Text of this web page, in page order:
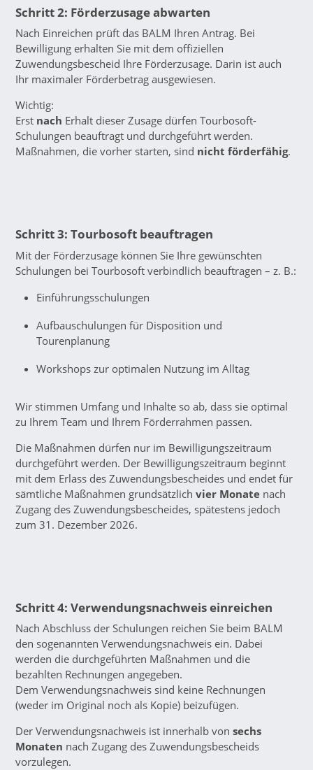
Schritt 2: Förderzusage abwarten
Nach Einreichen prüft das BALM Ihren Antrag. Bei
Bewilligung erhalten Sie mit dem offiziellen
Zuwendungsbescheid Ihre Förderzusage. Darin ist auch
Ihr maximaler Förderbetrag ausgewiesen.
Wichtig:
Erst nach Erhalt dieser Zusage dürfen Tourbosoft-
Schulungen beauftragt und durchgeführt werden.
Maßnahmen, die vorher starten, sind nicht förderfähig.
Schritt 3:Tourbosoft beauftragen
Mit der Förderzusage können Sie Ihre gewünschten
Schulungen bei Tourbosoft verbindlich beauftragen – z. B.:
Einführungsschulungen
Aufbauschulungen für Disposition und
Tourenplanung
Workshops zur optimalen Nutzung im Alltag
Wir stimmen Umfang und Inhalte so ab, dass sie optimal
zu Ihrem Team und Ihrem Förderrahmen passen.
Die Maßnahmen dürfen nur im Bewilligungszeitraum
durchgeführt werden. Der Bewilligungszeitraum beginnt
mit dem Erlass des Zuwendungsbescheides und endet für
sämtliche Maßnahmen grundsätzlichvier Monate nach
Zugang des Zuwendungsbescheides, spätestens jedoch
zum 31. Dezember 2026.
Schritt 4:Verwendungsnachweis einreichen
Nach Abschluss der Schulungen reichen Sie beim BALM
den sogenannten Verwendungsnachweis ein. Dabei
werden die durchgeführten Maßnahmen und die
bezahlten Rechnungen angegeben.
Dem Verwendungsnachweis sind keine Rechnungen
(weder im Original noch als Kopie) beizufügen.
Der Verwendungsnachweis ist innerhalb vonsechs
Monaten nach Zugang des Zuwendungsbescheids
vorzulegen.